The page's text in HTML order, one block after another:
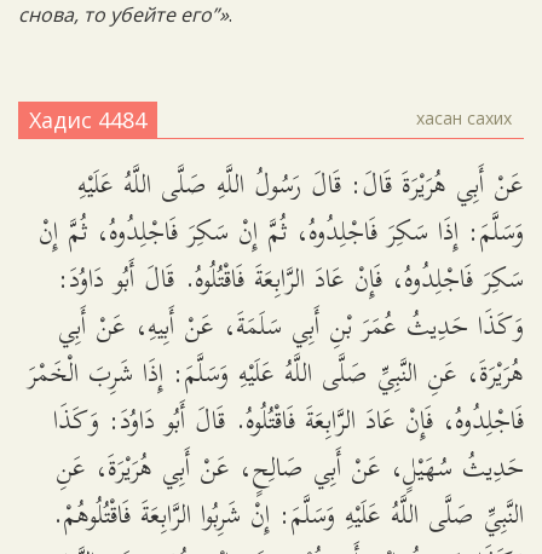
снова, то убейте его”».
Хадис 4484 хасан сахих
عَنْ أَبِي هُرَيْرَةَ قَالَ: قَالَ رَسُولُ اللَّهِ صَلَّى اللَّهُ عَلَيْهِ
وَسَلَّمَ: إِذَا سَكِرَ فَاجْلِدُوهُ، ثُمَّ إِنْ سَكِرَ فَاجْلِدُوهُ، ثُمَّ إِنْ
سَكِرَ فَاجْلِدُوهُ، فَإِنْ عَادَ الرَّابِعَةَ فَاقْتُلُوهُ. قَالَ أَبُو دَاوُدَ:
وَكَذَا حَدِيثُ عُمَرَ بْنِ أَبِي سَلَمَةَ، عَنْ أَبِيهِ، عَنْ أَبِي
هُرَيْرَةَ، عَنِ النَّبِيِّ صَلَّى اللَّهُ عَلَيْهِ وَسَلَّمَ: إِذَا شَرِبَ الْخَمْرَ
فَاجْلِدُوهُ، فَإِنْ عَادَ الرَّابِعَةَ فَاقْتُلُوهُ. قَالَ أَبُو دَاوُدَ: وَكَذَا
حَدِيثُ سُهَيْلٍ، عَنْ أَبِي صَالِحٍ، عَنْ أَبِي هُرَيْرَةَ، عَنِ
النَّبِيِّ صَلَّى اللَّهُ عَلَيْهِ وَسَلَّمَ: إِنْ شَرِبُوا الرَّابِعَةَ فَاقْتُلُوهُمْ.